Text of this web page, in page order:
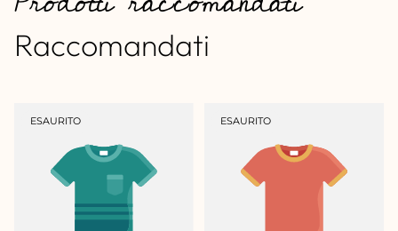
Raccomandati
ETICHETTA
PRODOTTO:
ESAURITO
ETICHETTA
PRODOTTO:
ESAURITO